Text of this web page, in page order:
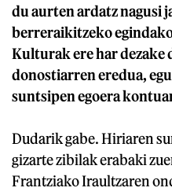
du aurten ardatz nagusi
berreraikitzeko
Kulturak ere har dezake
donostiarren eredua,
suntsipen egoera
Dudarik gabe. Hiriaren
gizarte zibilak erabaki
Frantziako Iraultzaren